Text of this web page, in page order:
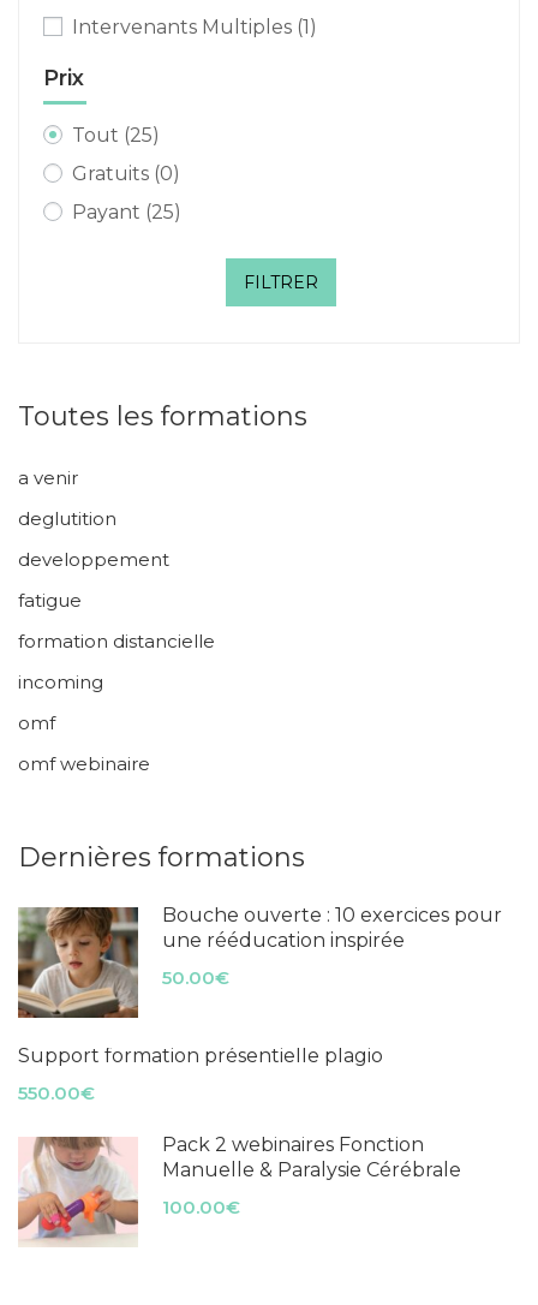
Intervenants Multiples (1)
Prix
Tout (25)
Gratuits (0)
Payant (25)
FILTRER
Toutes les formations
a venir
deglutition
developpement
fatigue
formation distancielle
incoming
omf
omf webinaire
Dernières formations
Bouche ouverte : 10 exercices pour
une rééducation inspirée
50.00€
Support formation présentielle plagio
550.00€
Pack 2 webinaires Fonction
Manuelle & Paralysie Cérébrale
100.00€